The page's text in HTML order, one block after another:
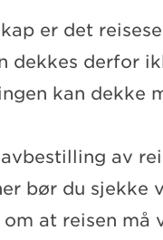
er det
dekkes derfor
kan dekke
av
bør du sjekke
at reisen må